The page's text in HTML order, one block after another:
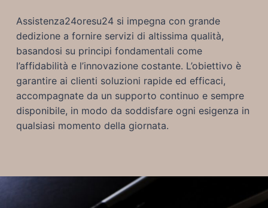
Assistenza24oresu24 si impegna con grande
dedizione a fornire servizi di altissima qualità,
basandosi su principi fondamentali come
l’affidabilità e l’innovazione costante. L’obiettivo è
garantire ai clienti soluzioni rapide ed efficaci,
accompagnate da un supporto continuo e sempre
disponibile, in modo da soddisfare ogni esigenza in
qualsiasi momento della giornata.